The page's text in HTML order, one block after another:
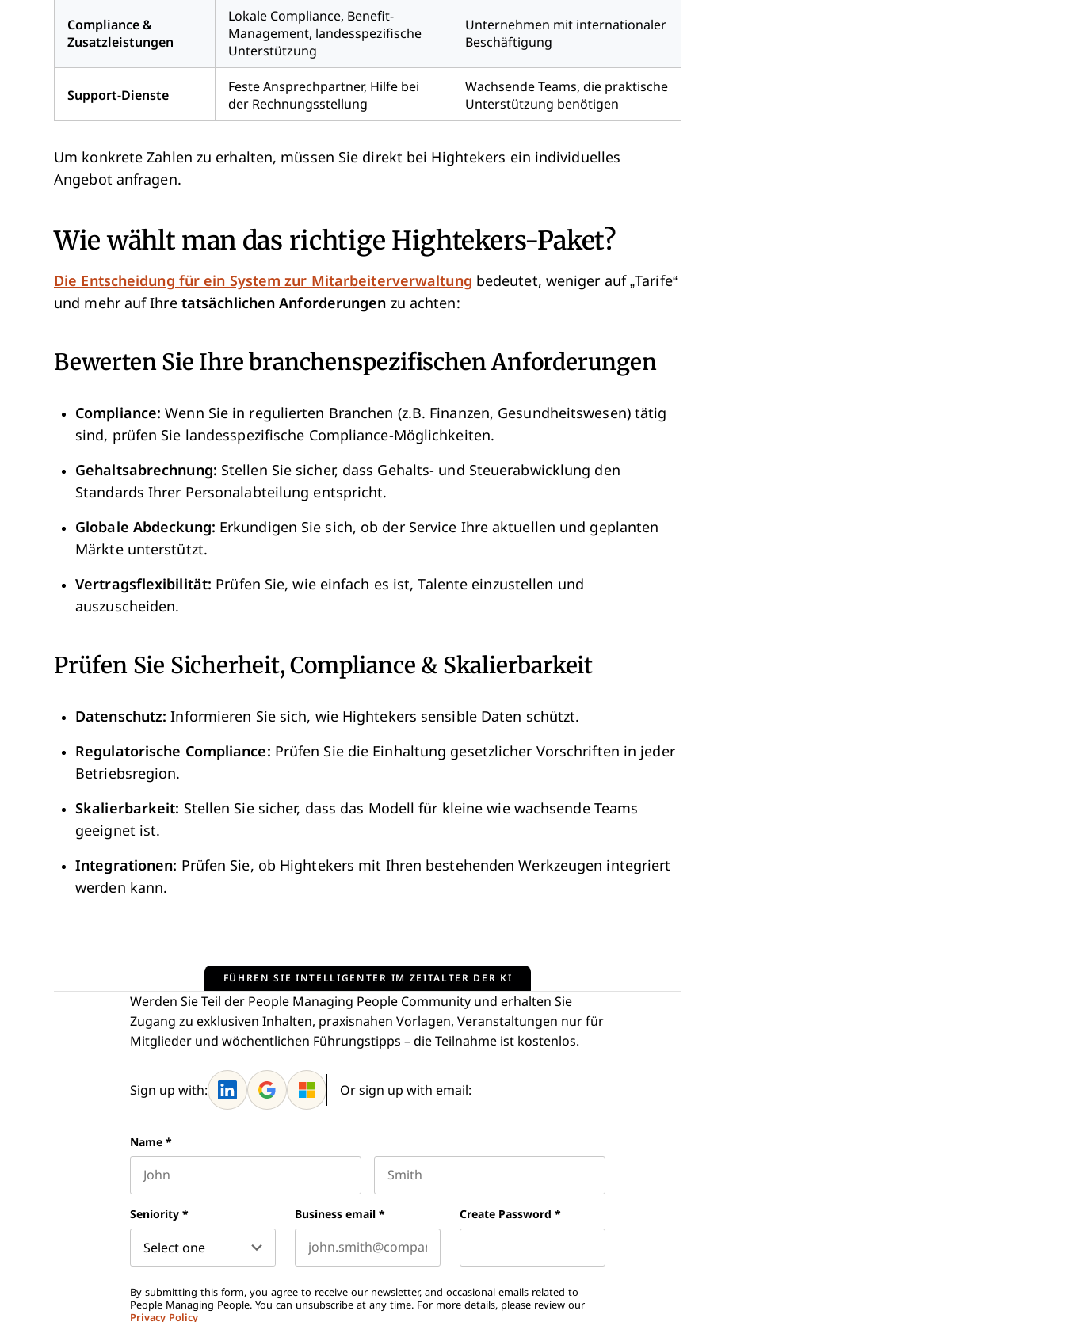
Compliance &
Zusatzleistungen
Lokale Compliance, Benefit-
Management, landesspezifische
Unterstützung
Unternehmen mit internationaler
Beschäftigung
Support-Dienste
Feste Ansprechpartner, Hilfe bei
der Rechnungsstellung
Wachsende Teams, die praktische
Unterstützung benötigen
Um konkrete Zahlen zu erhalten, müssen Sie direkt bei Hightekers ein individuelles
Angebot anfragen.
Wie wählt man das richtige Hightekers-Paket?
Die Entscheidung für ein System zur Mitarbeiterverwaltung bedeutet, weniger auf „Tarife“
und mehr auf Ihre tatsächlichen Anforderungen zu achten:
Bewerten Sie Ihre branchenspezifischen Anforderungen
Compliance: Wenn Sie in regulierten Branchen (z.B. Finanzen, Gesundheitswesen) tätig
sind, prüfen Sie landesspezifische Compliance-Möglichkeiten.
Gehaltsabrechnung: Stellen Sie sicher, dass Gehalts- und Steuerabwicklung den
Standards Ihrer Personalabteilung entspricht.
Globale Abdeckung: Erkundigen Sie sich, ob der Service Ihre aktuellen und geplanten
Märkte unterstützt.
Vertragsflexibilität: Prüfen Sie, wie einfach es ist, Talente einzustellen und
auszuscheiden.
Prüfen Sie Sicherheit, Compliance & Skalierbarkeit
Datenschutz: Informieren Sie sich, wie Hightekers sensible Daten schützt.
Regulatorische Compliance: Prüfen Sie die Einhaltung gesetzlicher Vorschriften in jeder
Betriebsregion.
Skalierbarkeit: Stellen Sie sicher, dass das Modell für kleine wie wachsende Teams
geeignet ist.
Integrationen: Prüfen Sie, ob Hightekers mit Ihren bestehenden Werkzeugen integriert
werden kann.
FÜHREN SIE INTELLIGENTER IM ZEITALTER DER KI
Werden Sie Teil der People Managing People Community und erhalten Sie
Zugang zu exklusiven Inhalten, praxisnahen Vorlagen, Veranstaltungen nur für
Mitglieder und wöchentlichen Führungstipps – die Teilnahme ist kostenlos.
Sign up with: Or sign up with email:
Name *
Seniority * Business email * Create Password *
By submitting this form, you agree to receive our newsletter, and occasional emails related to
People Managing People. You can unsubscribe at any time. For more details, please review our
Privacy Policy